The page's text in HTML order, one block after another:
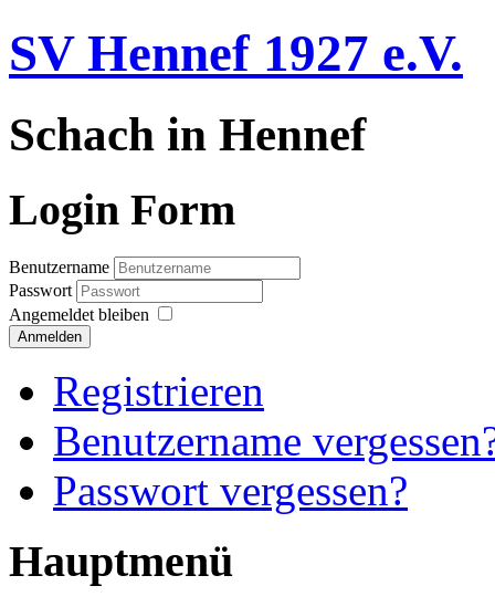
SV Hennef 1927 e.V.
Schach in Hennef
Login Form
Benutzername
Passwort
Angemeldet bleiben
Anmelden
Registrieren
Benutzername
Passwort vergessen?
Hauptmenü